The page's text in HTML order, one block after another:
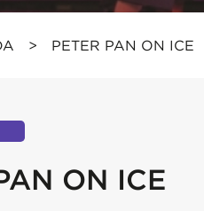
> PETER PAN ON ICE
ON ICE